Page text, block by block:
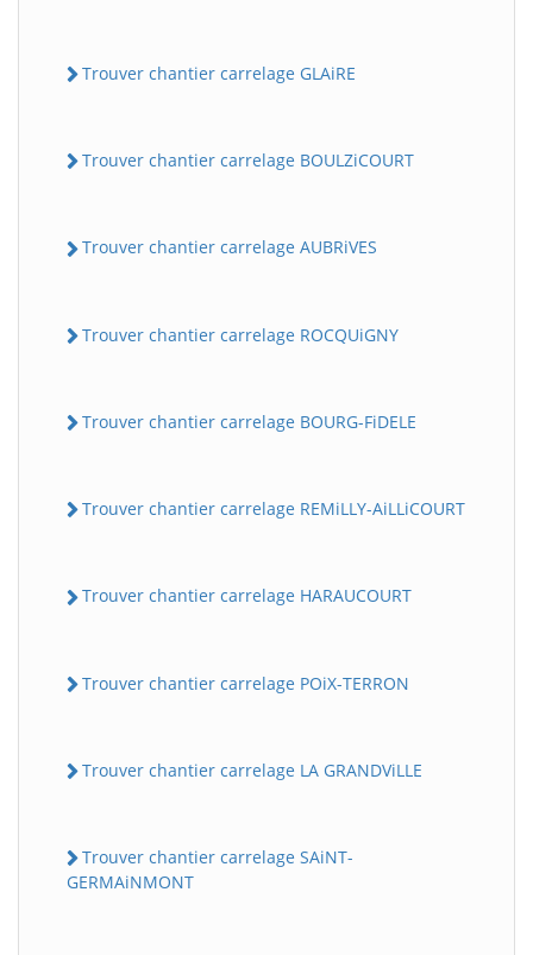
Trouver chantier carrelage GLAiRE
Trouver chantier carrelage BOULZiCOURT
Trouver chantier carrelage AUBRiVES
Trouver chantier carrelage ROCQUiGNY
Trouver chantier carrelage BOURG-FiDELE
Trouver chantier carrelage REMiLLY-AiLLiCOURT
Trouver chantier carrelage HARAUCOURT
Trouver chantier carrelage POiX-TERRON
Trouver chantier carrelage LA GRANDViLLE
Trouver chantier carrelage SAiNT-
GERMAiNMONT